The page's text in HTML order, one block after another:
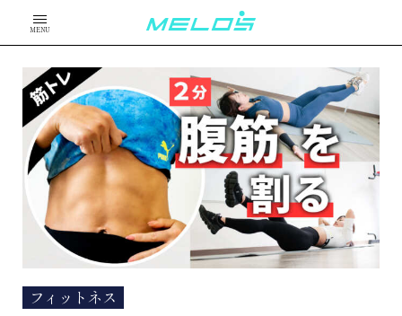
MENU
フィットネス